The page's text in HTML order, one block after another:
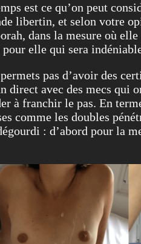
est ce qu’on peut
libertin, et selon votre
dans la mesure où
elle qui sera
pas d’avoir des
direct avec des mecs qui
à franchir le pas. En
comme les doubles
: d’abord pour la